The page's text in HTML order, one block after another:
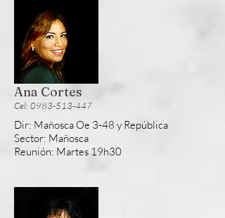
Ana Cortes
Cel: 0983-513-447
Dir: Mañosca Oe 3-48 y República
Sector: Mañosca
Reunión: Martes 19h30